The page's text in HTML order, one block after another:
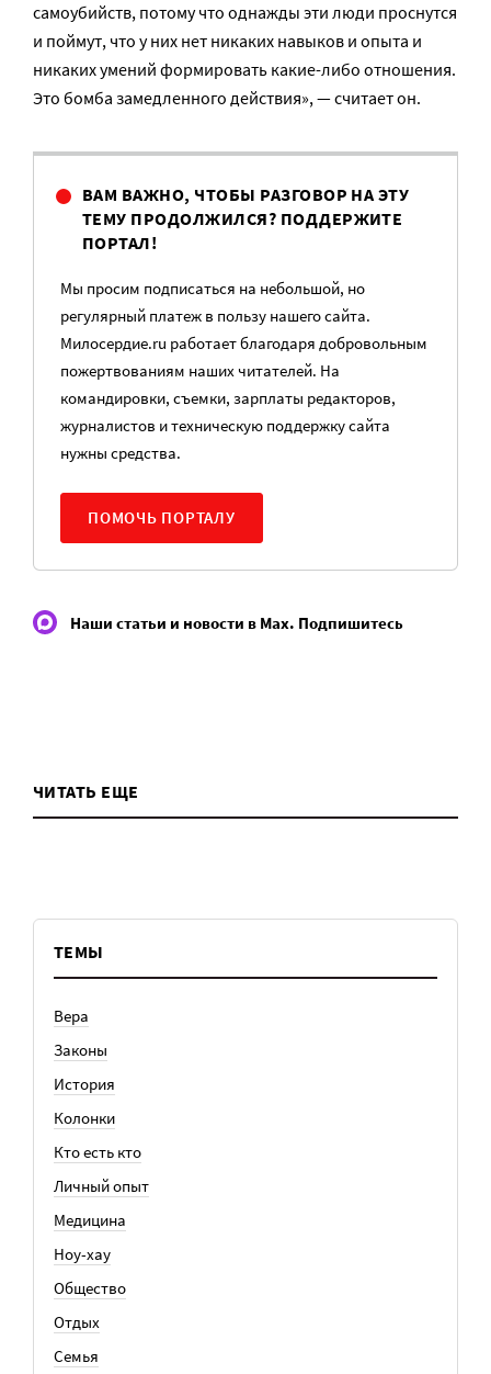
самоубийств, потому что однажды эти люди проснутся
и поймут, что у них нет никаких навыков и опыта и
никаких умений формировать какие-либо отношения.
Это бомба замедленного действия», — считает он.
ВАМ ВАЖНО, ЧТОБЫ РАЗГОВОР НА ЭТУ
ТЕМУ ПРОДОЛЖИЛСЯ? ПОДДЕРЖИТЕ
ПОРТАЛ!
Мы просим подписаться на небольшой, но
регулярный платеж в пользу нашего сайта.
Милосердие.ru работает благодаря добровольным
пожертвованиям наших читателей. На
командировки, съемки, зарплаты редакторов,
журналистов и техническую поддержку сайта
нужны средства.
ПОМОЧЬ ПОРТАЛУ
Наши статьи и новости в Max. Подпишитесь
ЧИТАТЬ ЕЩЕ
ТЕМЫ
Вера
Законы
История
Колонки
Кто есть кто
Личный опыт
Медицина
Ноу-хау
Общество
Отдых
Семья